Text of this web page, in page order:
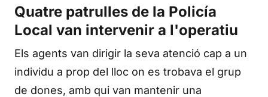
Quatre patrulles de la Policía
Local van intervenir a l'operatiu
Els agents van dirigir la seva atenció cap a un
individu a prop del lloc on es trobava el grup
de dones, amb qui van mantenir una